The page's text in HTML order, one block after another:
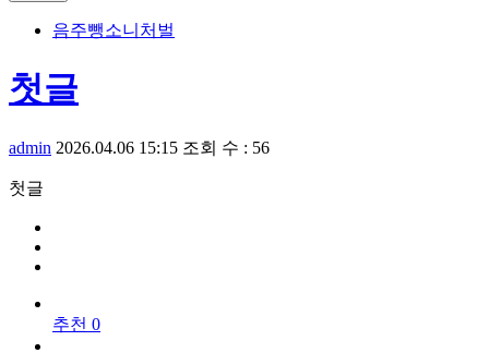
음주뺑소니처벌
첫글
admin 2026.04.06 15:15 조회 수 : 56
첫글
추천 0